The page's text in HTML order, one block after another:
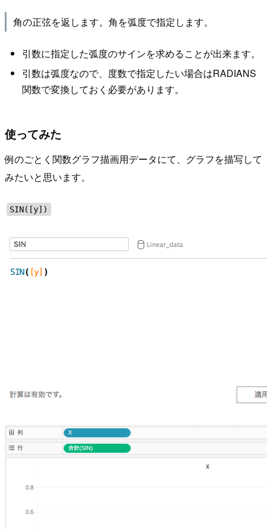
角の正弦を返します。角を弧度で指定します。
引数に指定した弧度のサインを求めることが出来ます。
引数は弧度なので、度数で指定したい場合はRADIANS
関数で変換しておく必要があります。
使ってみた
例のごとく関数グラフ描画用データにて、グラフを描写して
みたいと思います。
SIN([y])